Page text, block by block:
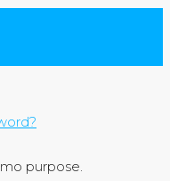
purpose.